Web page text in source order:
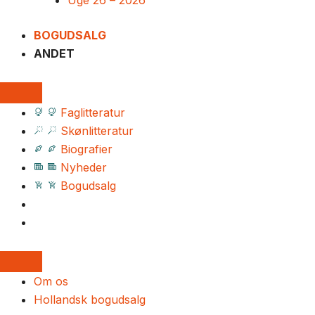
BOGUDSALG
ANDET
Faglitteratur
Skønlitteratur
Biografier
Nyheder
Bogudsalg
Om os
Hollandsk bogudsalg